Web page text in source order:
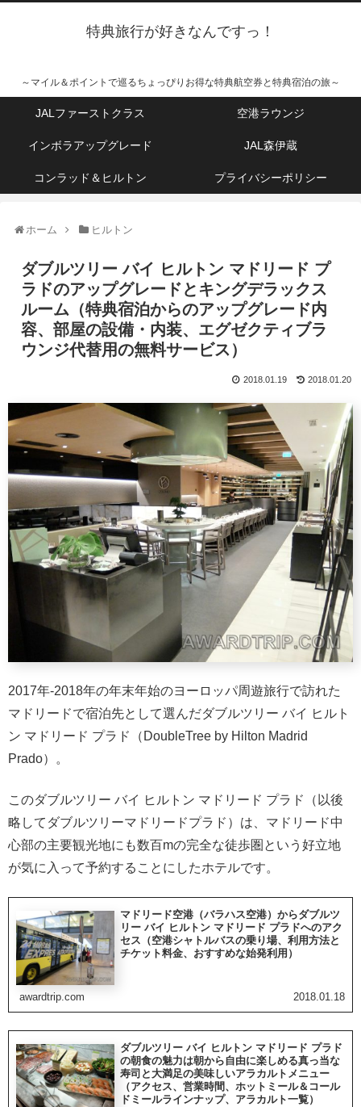
特典旅行が好きなんですっ！
～マイル＆ポイントで巡るちょっぴりお得な特典航空券と特典宿泊の旅～
JALファーストクラス 空港ラウンジ
インボラアップグレード JAL森伊蔵
コンラッド＆ヒルトン プライバシーポリシー
ホーム ヒルトン
ダブルツリー バイ ヒルトン マドリード プ
ラドのアップグレードとキングデラックス
ルーム（特典宿泊からのアップグレード内
容、部屋の設備・内装、エグゼクティブラ
ウンジ代替用の無料サービス）
2018.01.20
2018.01.19
2017年-2018年の年末年始のヨーロッパ周遊旅行で訪れた
マドリードで宿泊先として選んだダブルツリー バイ ヒルト
ン マドリード プラド（DoubleTree by Hilton Madrid
Prado）。
このダブルツリー バイ ヒルトン マドリード プラド（以後
略してダブルツリーマドリードプラド）は、マドリード中
心部の主要観光地にも数百mの完全な徒歩圏という好立地
が気に入って予約することにしたホテルです。
マドリード空港（バラハス空港）からダブルツ
リー バイ ヒルトン マドリード プラドへのアク
セス（空港シャトルバスの乗り場、利用方法と
チケット料金、おすすめな始発利用）
awardtrip.com 2018.01.18
ダブルツリー バイ ヒルトン マドリード プラド
の朝食の魅力は朝から自由に楽しめる真っ当な
寿司と大満足の美味しいアラカルトメニュー
（アクセス、営業時間、ホットミール＆コール
ドミールラインナップ、アラカルト一覧）